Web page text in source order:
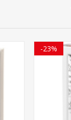
-23%